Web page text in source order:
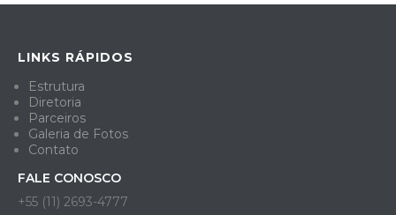
LINKS RÁPIDOS
Estrutura
Diretoria
Parceiros
Galeria de Fotos
Contato
FALE CONOSCO
+55 (11) 2693-4777